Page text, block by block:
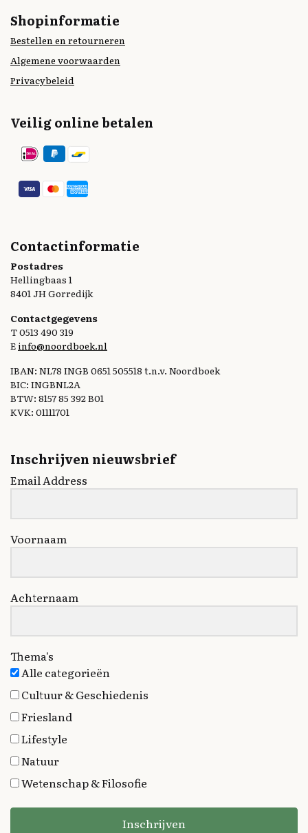
Shopinformatie
Bestellen en retourneren
Algemene voorwaarden
Privacybeleid
Veilig online betalen
Contactinformatie
Postadres
Hellingbaas 1
8401 JH Gorredijk
Contactgegevens
T 0513 490 319
E info@noordboek.nl
IBAN: NL78 INGB 0651 505518 t.n.v. Noordboek
BIC: INGBNL2A
BTW: 8157 85 392 B01
KVK: 01111701
Inschrijven nieuwsbrief
Email Address
Voornaam
Achternaam
Thema's
Alle categorieën
Cultuur & Geschiedenis
Friesland
Lifestyle
Natuur
Wetenschap & Filosofie
Inschrijven